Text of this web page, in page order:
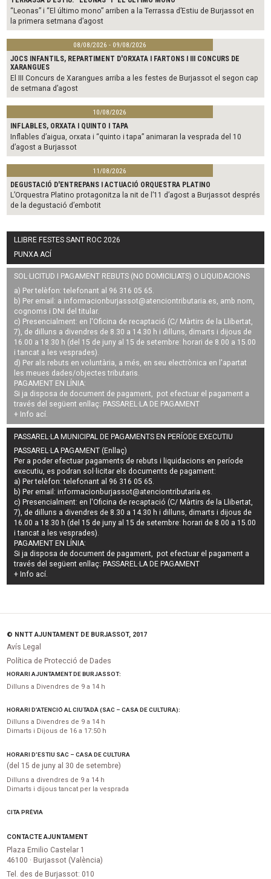
“Leonas” i “El último mono” arriben a la Terrassa d’Estiu de Burjassot en
la primera setmana d’agost
08/08/2026 - 09/08/2026
JOCS INFANTILS, REPARTIMENT D'ORXATA I FARTONS I III CONCURS DE
XARANGUES
El III Concurs de Xarangues arriba a les festes de Burjassot el segon cap
de setmana d’agost
10/08/2026
INFLABLES, ORXATA I QUINTO I TAPA
Inflables d’aigua, orxata i “quinto i tapa” animaran la vesprada del 10
d’agost a Burjassot
11/08/2026
DEGUSTACIÓ D'ENTREPANS I ACTUACIÓ ORQUESTRA PLATINO
L’Orquestra Platino protagonitza la nit de l’11 d’agost a Burjassot després
de la degustació d’embotit
LLIBRE FESTES SANT ROC 2026
PUNXA ACÍ
SOL·LICITUD I PAGAMENT REBUTS (NO DOMICILIATS) O LIQUIDACIONS
a) Per telèfon: telefonant al 96 316 05 65.
b) Per email: a informacionburjassot@atenciontributaria.es, amb nom,
cognoms i DNI del titular.
c) Presencialment: en l'Oficina de recaptació (C/ Màrtirs de la Llibertat,
7), de dilluns a divendres de 8.30 a 14.30 h i dilluns, dimarts i dijous de
16.00 a 18.30 h (del 15 de juny al 15 de setembre: horari de 8.00 a 15.00
i tancat a les vesprades).
d) Per als rebuts en voluntària, a més, en seu electrònica en l'apartat
les meues dades/objectes tributaris.
PAGAMENT EN LÍNIA:
Si ja disposa de document de pagament, pot efectuar el pagament a
través del següent enllaç: PASSAREL·LA DE PAGAMENT
+ Info ací.
PASSAREL·LA MUNICIPAL DE PAGAMENTS EN PERÍODE EXECUTIU
PASSAREL·LA PAGAMENT (Enllaç)
Per a poder efectuar pagaments derebuts i liquidacions en període
executiu, es podran sol·licitar els documents de pagament:
a) Per telèfon: telefonant al 96 316 05 65.
b) Per email:informacionburjassot@atenciontributaria.es.
c) Presencialment: en l'Oficina de recaptació (C/ Màrtirs de la Llibertat,
7), de dilluns a divendres de 8.30 a 14.30 h i dilluns, dimarts i dijous de
16.00 a 18.30 h (del 15 de juny al 15 de setembre: horari de 8.00 a 15.00
i tancat a les vesprades).
PAGAMENT EN LÍNIA:
Si ja disposa de document de pagament, pot efectuar el pagament a
través del següent enllaç: PASSAREL·LA DE PAGAMENT
+ Info ací.
© NNTT AJUNTAMENT DE BURJASSOT, 2017
Avís Legal
Política de Protecció de Dades
HORARI AJUNTAMENT DE BURJASSOT:
Dilluns a Divendres de 9 a 14 h
HORARI D’ATENCIÓ AL CIUTADÀ (SAC – CASA DE CULTURA):
Dilluns a Divendres de 9 a 14 h
Dimarts i Dijous de 16 a 17:50 h
HORARI D’ESTIU SAC – CASA DE CULTURA
(del 15 de juny al 30 de setembre)
Dilluns a divendres de 9 a 14 h
Dimarts i dijous tancat per la vesprada
CITA PRÈVIA
CONTACTE AJUNTAMENT
Plaza Emilio Castelar 1
46100 · Burjassot (València)
Tel. des de Burjassot: 010